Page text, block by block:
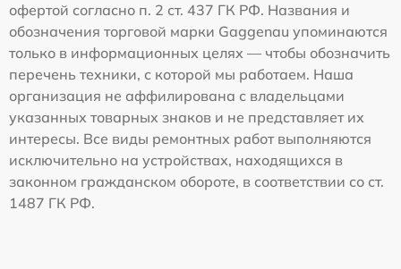
офертой согласно п. 2 ст. 437 ГК РФ. Названия и
обозначения торговой марки Gaggenau упоминаются
только в информационных целях — чтобы обозначить
перечень техники, с которой мы работаем. Наша
организация не аффилирована с владельцами
указанных товарных знаков и не представляет их
интересы. Все виды ремонтных работ выполняются
исключительно на устройствах, находящихся в
законном гражданском обороте, в соответствии со ст.
1487 ГК РФ.